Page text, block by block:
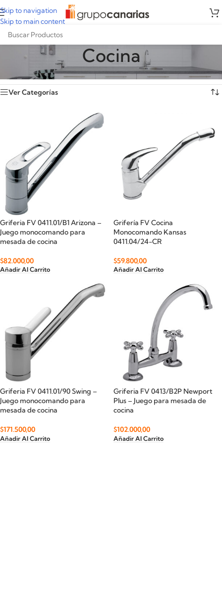
Skip to navigation
Skip to main content
Cocina
Griferías/Cocina Mostrando los 6 resultados
Ver Categorías
Griferia FV 0411.01/B1 Arizona –
Juego monocomando para
mesada de cocina
$82.000,00
Añadir Al Carrito
Grifería FV Cocina
Monocomando Kansas
0411.04/24-CR
$59.800,00
Añadir Al Carrito
Griferia FV 0411.01/90 Swing –
Juego monocomando para
mesada de cocina
$171.500,00
Añadir Al Carrito
Griferia FV 0413/B2P Newport
Plus – Juego para mesada de
cocina
$102.000,00
Añadir Al Carrito